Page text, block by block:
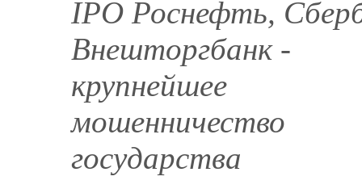
IPO Роснефть,
Внешторгбанк -
крупнейшее
мошенничество
государства